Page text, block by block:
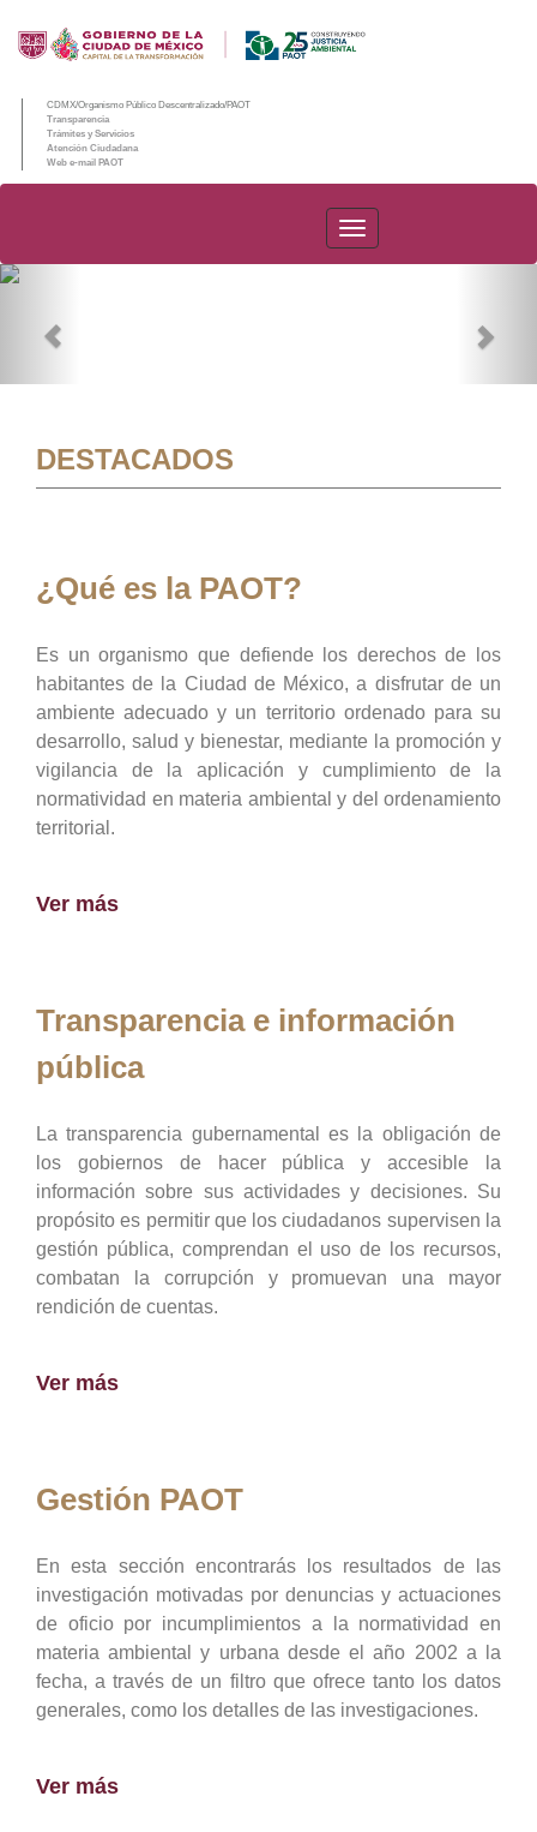
CDMX/Organismo Público Descentralizado/PAOT
Transparencia
Trámites y Servicios
Atención Ciudadana
Web e-mail PAOT
PAOT
DESTACADOS
¿Qué es la PAOT?
Es un organismo que defiende los derechos de los
habitantes de la Ciudad de México, a disfrutar de un
ambiente adecuado y un territorio ordenado para su
desarrollo, salud y bienestar, mediante la promoción y
vigilancia de la aplicación y cumplimiento de la
normatividad en materia ambiental y del ordenamiento
territorial.
Ver más
Transparencia e información
pública
La transparencia gubernamental es la obligación de
los gobiernos de hacer pública y accesible la
información sobre sus actividades y decisiones. Su
propósito es permitir que los ciudadanos supervisen la
gestión pública, comprendan el uso de los recursos,
combatan la corrupción y promuevan una mayor
rendición de cuentas.
Ver más
Gestión PAOT
En esta sección encontrarás los resultados de las
investigación motivadas por denuncias y actuaciones
de oficio por incumplimientos a la normatividad en
materia ambiental y urbana desde el año 2002 a la
fecha, a través de un filtro que ofrece tanto los datos
generales, como los detalles de las investigaciones.
Ver más